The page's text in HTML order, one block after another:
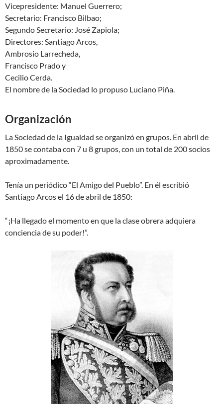
Vicepresidente: Manuel Guerrero;
Secretario: Francisco Bilbao;
Segundo Secretario: José Zapiola;
Directores: Santiago Arcos,
Ambrosio Larrecheda,
Francisco Prado y
Cecilio Cerda.
El nombre de la Sociedad lo propuso Luciano Piña.
Organización
La Sociedad de la Igualdad se organizó en grupos. En abril de
1850 se contaba con 7 u 8 grupos, con un total de 200 socios
aproximadamente.
Tenía un periódico “El Amigo del Pueblo”. En él escribió
Santiago Arcos el 16 de abril de 1850:
“¡Ha llegado el momento en que la clase obrera adquiera
conciencia de su poder!”.